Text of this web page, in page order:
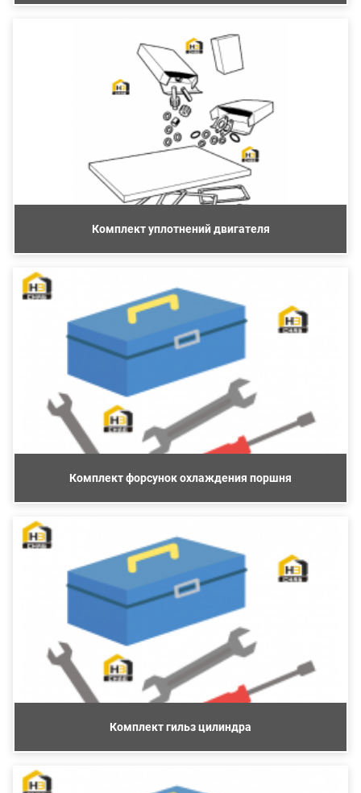
Комплект уплотнений двигателя
Комплект форсунок охлаждения поршня
Комплект гильз цилиндра